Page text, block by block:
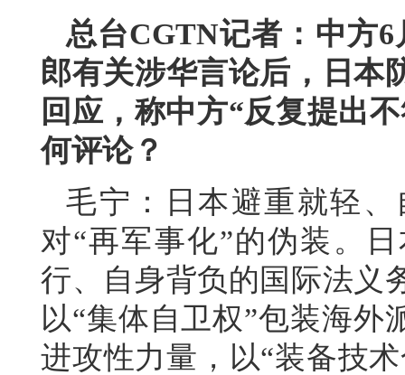
总台CGTN记者：中方
郎有关涉华言论后，日本
回应，称中方“反复提出
何评论？
毛宁：日本避重就轻
对“再军事化”的伪装。
行、自身背负的国际法义
以“集体自卫权”包装海外
进攻性力量，以“装备技